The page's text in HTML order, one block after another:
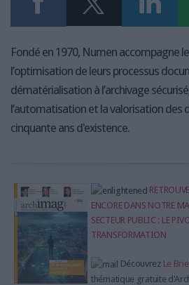
Fondé en 1970, Numen accompagne
l’optimisation de leurs processus
dématérialisation à l’archivage
l’automatisation et la valorisation des
cinquante ans d'existence.
ENCORE DANS NOTRE
SECTEUR PUBLIC : LE
TRANSFORMATION
Découvrez Le
thématique gratuite